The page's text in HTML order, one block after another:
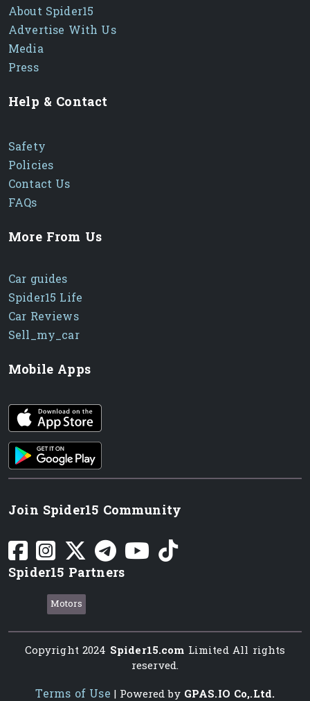
About Spider15
Advertise With Us
Media
Press
Help & Contact
Safety
Policies
Contact Us
FAQs
More From Us
Car guides
Spider15 Life
Car Reviews
Sell_my_car
Mobile Apps
iOS app
Android App
Join Spider15 Community
Spider15 Partners
Motors
Copyright 2024 Spider15.com Limited All rights
reserved.
Terms of Use | Powered by GPAS.IO Co,.Ltd.